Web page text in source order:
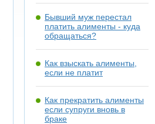
Бывший муж перестал
платить алименты - куда
обращаться?
Как взыскать алименты,
если не платит
Как прекратить алименты
если супруги вновь в
браке